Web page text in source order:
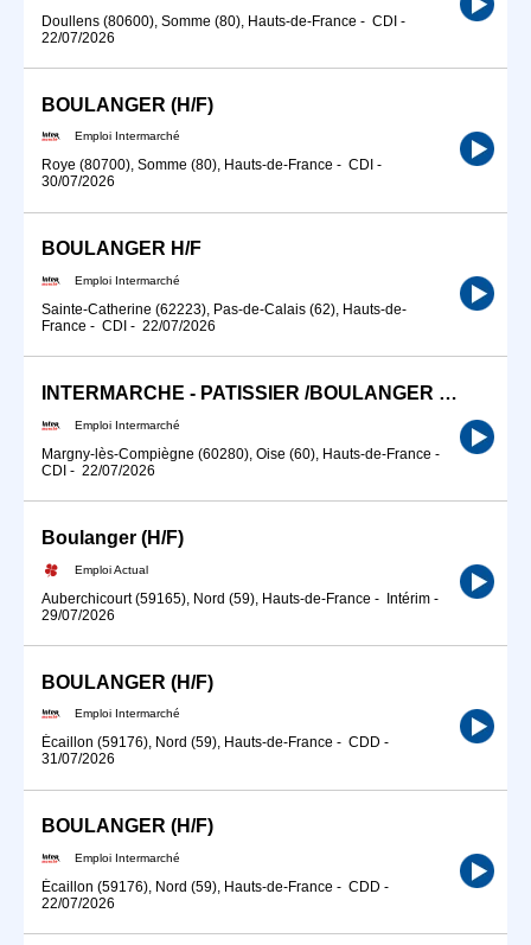
Doullens (80600), Somme (80), Hauts-de-France - CDI -
22/07/2026
BOULANGER (H/F)
Emploi Intermarché
Roye (80700), Somme (80), Hauts-de-France - CDI -
30/07/2026
BOULANGER H/F
Emploi Intermarché
Sainte-Catherine (62223), Pas-de-Calais (62), Hauts-de-
France - CDI - 22/07/2026
INTERMARCHE - PATISSIER /BOULANGER (H/F)
Emploi Intermarché
Margny-lès-Compiègne (60280), Oise (60), Hauts-de-France -
CDI - 22/07/2026
Boulanger (H/F)
Emploi Actual
Auberchicourt (59165), Nord (59), Hauts-de-France - Intérim -
29/07/2026
BOULANGER (H/F)
Emploi Intermarché
Écaillon (59176), Nord (59), Hauts-de-France - CDD -
31/07/2026
BOULANGER (H/F)
Emploi Intermarché
Écaillon (59176), Nord (59), Hauts-de-France - CDD -
22/07/2026